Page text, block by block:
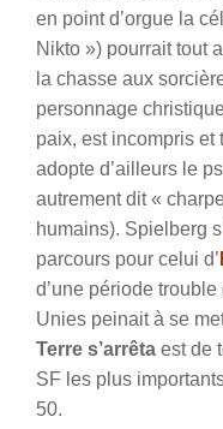
en point d’orgue la
Nikto ») pourrait tout
la chasse aux
personnage
paix, est incompris et
adopte d’ailleurs le
autrement dit «
humains). Spielberg
parcours pour celui d’
d’une période
Unies peinait à se
Terre s’arrêta est de
SF les plus
50.